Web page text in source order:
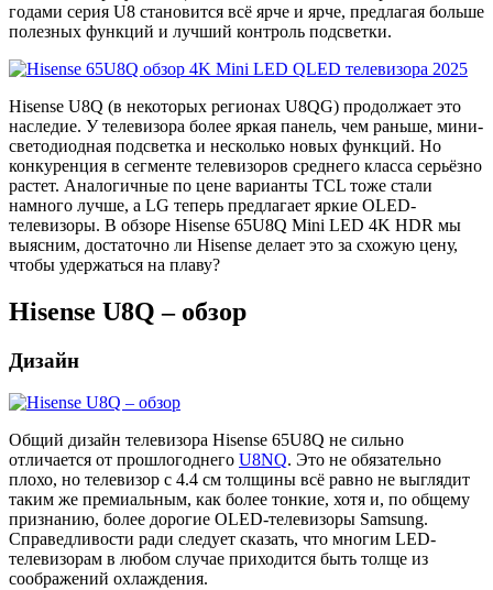
годами серия U8 становится всё ярче и ярче, предлагая больше
полезных функций и лучший контроль подсветки.
Hisense U8Q (в некоторых регионах U8QG) продолжает это
наследие. У телевизора более яркая панель, чем раньше, мини-
светодиодная подсветка и несколько новых функций. Но
конкуренция в сегменте телевизоров среднего класса серьёзно
растет. Аналогичные по цене варианты TCL тоже стали
намного лучше, а LG теперь предлагает яркие OLED-
телевизоры. В обзоре Hisense 65U8Q Mini LED 4K HDR мы
выясним, достаточно ли Hisense делает это за схожую цену,
чтобы удержаться на плаву?
Hisense U8Q – обзор
Дизайн
Общий дизайн телевизора Hisense 65U8Q не сильно
отличается от прошлогоднего U8NQ. Это не обязательно
плохо, но телевизор с 4.4 см толщины всё равно не выглядит
таким же премиальным, как более тонкие, хотя и, по общему
признанию, более дорогие OLED-телевизоры Samsung.
Справедливости ради следует сказать, что многим LED-
телевизорам в любом случае приходится быть толще из
соображений охлаждения.